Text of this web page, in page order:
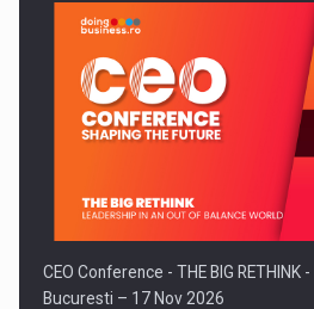
CEO Conference - THE BIG RETHINK -
Bucuresti – 17 Nov 2026